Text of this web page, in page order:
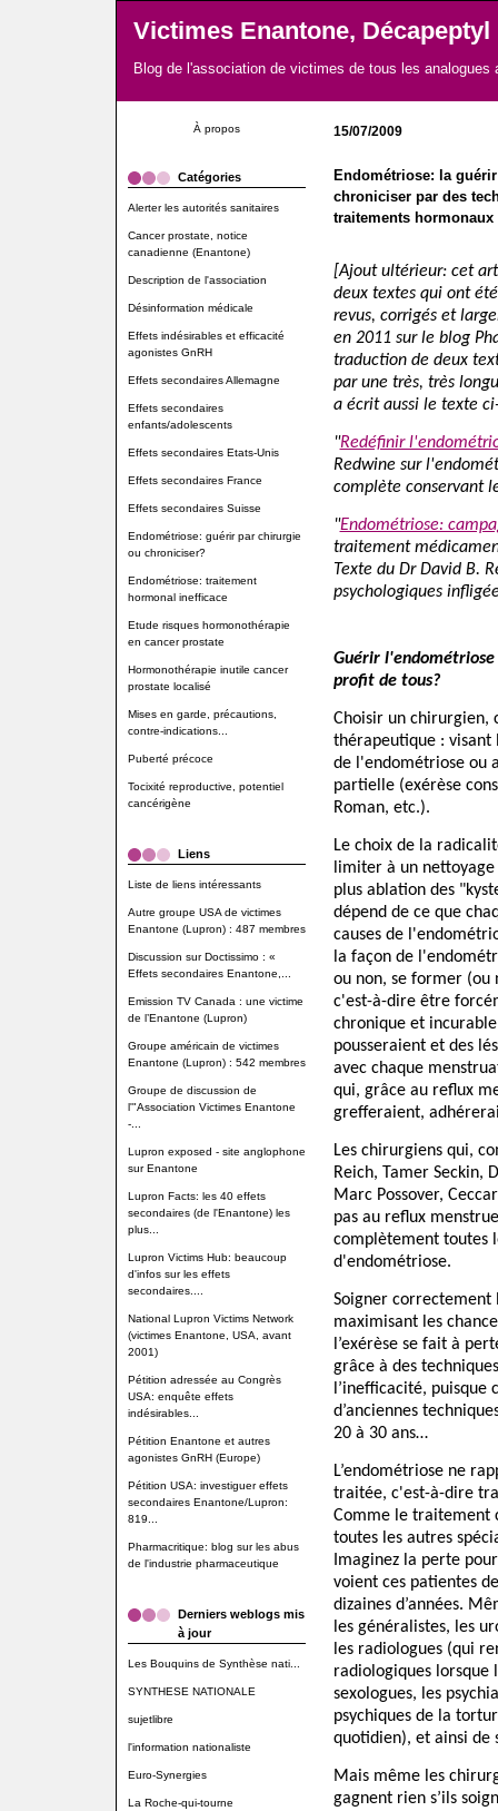
Victimes Enantone, Décapeptyl
Blog de l'association de victimes de tous les
À propos
Catégories
Alerter les autorités sanitaires
Cancer prostate, notice
canadienne (Enantone)
Description de l'association
Désinformation médicale
Effets indésirables et efficacité
agonistes GnRH
Effets secondaires Allemagne
Effets secondaires
enfants/adolescents
Effets secondaires Etats-Unis
Effets secondaires France
Effets secondaires Suisse
Endométriose: guérir par chirurgie
ou chroniciser?
Endométriose: traitement
hormonal inefficace
Etude risques hormonothérapie
en cancer prostate
Hormonothérapie inutile cancer
prostate localisé
Mises en garde, précautions,
contre-indications...
Puberté précoce
Tocixité reproductive, potentiel
cancérigène
Liens
Liste de liens intéressants
Autre groupe USA de victimes
Enantone (Lupron) : 487 membres
Discussion sur Doctissimo : «
Effets secondaires Enantone,...
Emission TV Canada : une victime
de l’Enantone (Lupron)
Groupe américain de victimes
Enantone (Lupron) : 542 membres
Groupe de discussion de
l'"Association Victimes Enantone
-...
Lupron exposed - site anglophone
sur Enantone
Lupron Facts: les 40 effets
secondaires (de l'Enantone) les
plus...
Lupron Victims Hub: beaucoup
d'infos sur les effets
secondaires....
National Lupron Victims Network
(victimes Enantone, USA, avant
2001)
Pétition adressée au Congrès
USA: enquête effets
indésirables...
Pétition Enantone et autres
agonistes GnRH (Europe)
Pétition USA: investiguer effets
secondaires Enantone/Lupron:
819...
Pharmacritique: blog sur les abus
de l'industrie pharmaceutique
Derniers weblogs mis
à jour
Les Bouquins de Synthèse nati...
SYNTHESE NATIONALE
sujetlibre
l'information nationaliste
Euro-Synergies
La Roche-qui-tourne
15/07/2009
Endométriose: la
chroniciser par des
traitements hormonaux
[Ajout ultérieur: cet
deux textes qui ont
revus, corrigés et
en 2011 sur le blog
traduction de deux
par une très, très
a écrit aussi le texte
"Redéfinir
Redwine sur
complète conservant
"Endométriose:
traitement
Texte du Dr David B.
psychologiques
Guérir
profit de tous?
Choisir un chirurgien,
thérapeutique :
de l'endométriose ou
partielle (exérèse
Roman, etc.).
Le choix de la
limiter à un
plus ablation des
dépend de ce que
causes de
la façon de
ou non, se former (ou
c'est-à-dire être
chronique et
pousseraient et des
avec chaque
qui, grâce au reflux
grefferaient,
Les chirurgiens qui,
Reich, Tamer Seckin,
Marc Possover,
pas au reflux
complètement toutes
d'endométriose.
Soigner correctement
maximisant les
l’exérèse se fait à
grâce à des
l’inefficacité, puisque
d’anciennes
20 à 30 ans…
L’endométriose ne
traitée, c'est-à-dire
Comme le traitement
toutes les autres
Imaginez la perte
voient ces patientes
dizaines d’années.
les généralistes, les
les radiologues (qui
radiologiques lorsque
sexologues, les
psychiques de la
quotidien), et ainsi de
Mais même les
gagnent rien s’ils